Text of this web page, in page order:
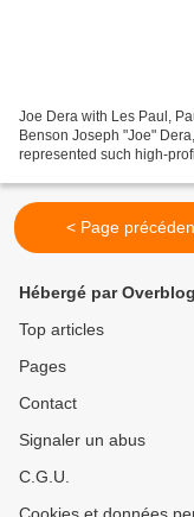
Joe Dera with Les Paul,
Benson Joseph "Joe"
represented such high-
< Page
Hébergé par Overblog
Top articles
Pages
Contact
Signaler un abus
C.G.U.